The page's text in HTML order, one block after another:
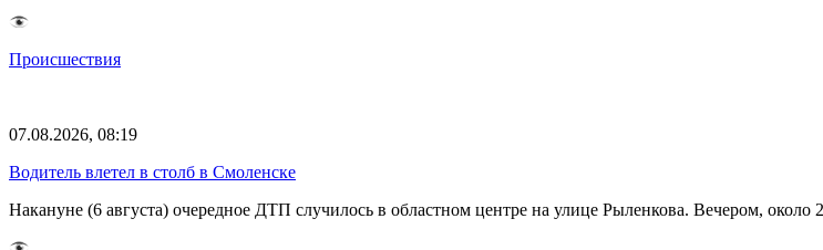
Происшествия
07.08.2026, 08:19
Водитель влетел в столб в Смоленске
Накануне (6 августа) очередное ДТП случилось в областном центре на улице Рыленкова. Вечером,